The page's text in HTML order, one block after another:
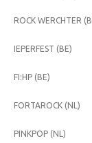
ROCK WERCHTER
IEPERFEST (BE)
FI:HP (BE)
FORTAROCK (NL)
PINKPOP (NL)